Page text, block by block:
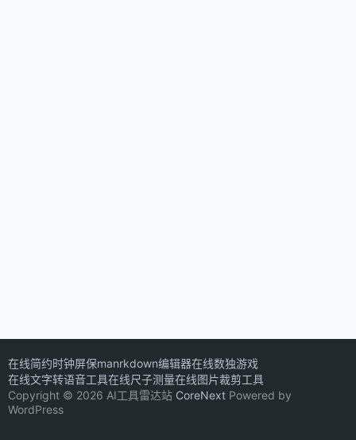
在线简约时钟屏保manrkdown编辑器在线数独游戏
在线文字转语音工具在线尺子测量在线图片裁剪工具
Copyright © 2026 AI工具雷达站 CoreNext Powered by
WordPress